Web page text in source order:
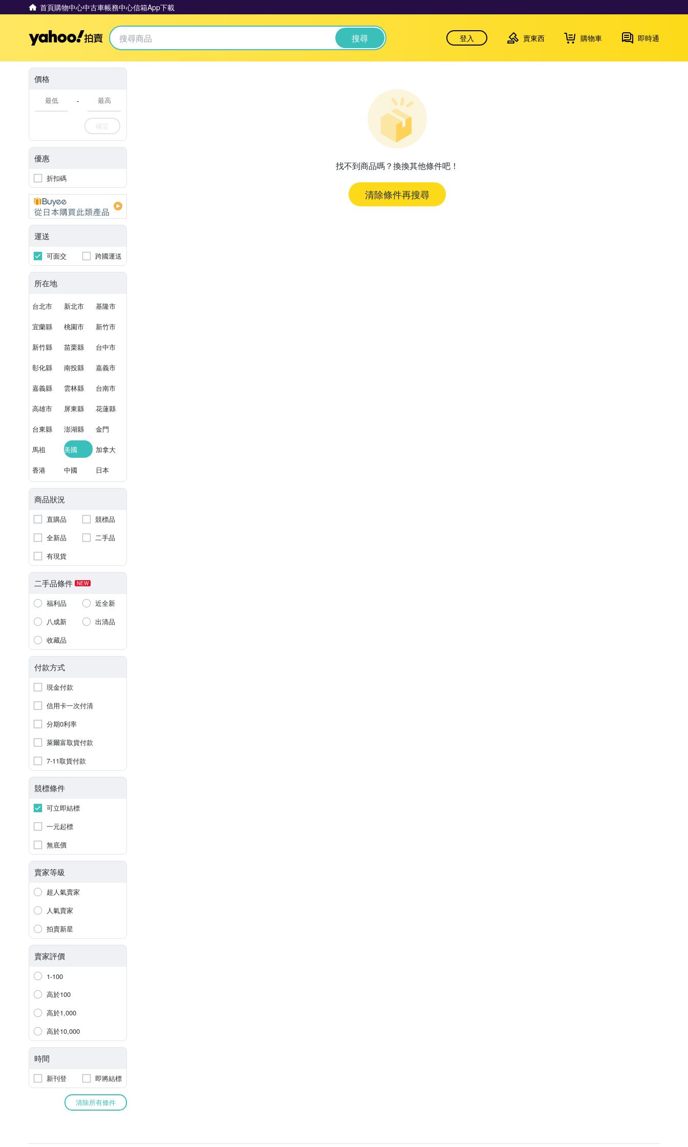
首頁購物中心中古車帳務中心信箱App下載
Yahoo拍賣 搜尋 登入 賣東西 購物車 即時通
價格
-
確定
優惠
折扣碼
運送
可面交 跨國運送
所在地
台北市 新北市 基隆市
宜蘭縣 桃園市 新竹市
新竹縣 苗栗縣 台中市
彰化縣 南投縣 嘉義市
嘉義縣 雲林縣 台南市
高雄市 屏東縣 花蓮縣
台東縣 澎湖縣 金門
馬祖 美國 加拿大
香港 中國 日本
商品狀況
直購品
競標品
全新品
二手品
有現貨
二手品條件 NEW
福利品
近全新
八成新
出清品
收藏品
付款方式
現金付款
信用卡一次付清
分期0利率
萊爾富取貨付款
7-11取貨付款
競標條件
可立即結標
一元起標
無底價
賣家等級
超人氣賣家
人氣賣家
拍賣新星
賣家評價
1-100
高於100
高於1,000
高於10,000
時間
新刊登 即將結標
清除所有條件
找不到商品嗎？換換其他條件吧！
清除條件再搜尋